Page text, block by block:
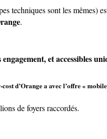
techniques sont les mêmes)
.
engagement, et accessibles
d’Orange a avec l’offre «
de foyers raccordés.